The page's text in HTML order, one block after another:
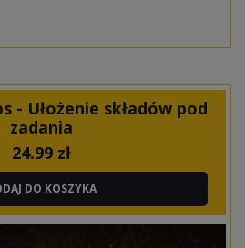
- Ułożenie składów pod
zadania
24.99zł
DO KOSZYKA